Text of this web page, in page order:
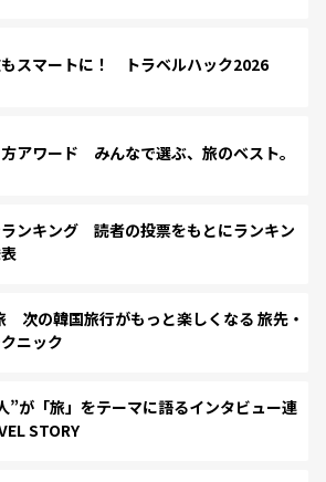
スマートに！ トラベルハック2026
アワード みんなで選ぶ、旅のベスト。
ンキング 読者の投票をもとにランキン
次の韓国旅行がもっと楽しくなる 旅先・
ニック
”が「旅」をテーマに語るインタビュー連
STORY